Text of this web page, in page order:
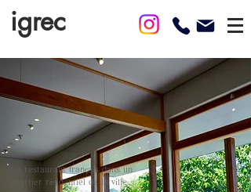
igrec
Un restaurant français dans un
quartier résidentiel de la ville